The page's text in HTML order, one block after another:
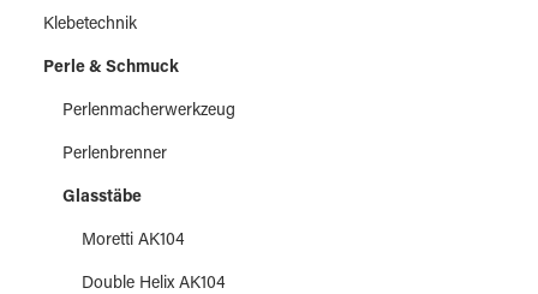
Klebetechnik
Perle & Schmuck
Perlenmacherwerkzeug
Perlenbrenner
Glasstäbe
Moretti AK104
Double Helix AK104